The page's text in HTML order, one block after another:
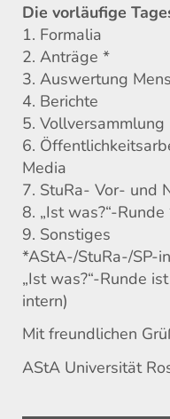
Die vorläufige
1. Formalia
2. Anträge *
3. Auswertung
4. Berichte
5. Vollversammlung
6.
Media
7. StuRa- Vor- und
8. „Ist was?“-Runde
9. Sonstiges
*AStA-/StuRa-/SP-
„Ist was?“-Runde
intern)
Mit freundlichen
AStA Universität